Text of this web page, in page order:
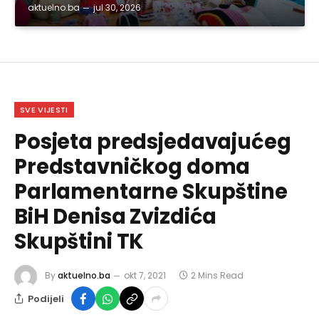
aktuelno.ba jul 30, 2026
SVE VIJESTI
Posjeta predsjedavajućeg
Predstavničkog doma
Parlamentarne Skupštine
BiH Denisa Zvizdića
Skupštini TK
Byaktuelno.ba okt 7, 2021 2 Mins Read
Podijeli